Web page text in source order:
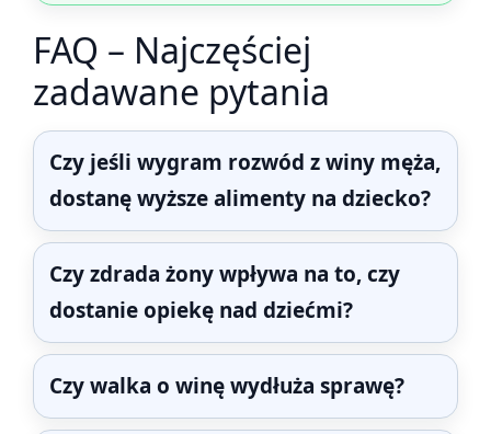
FAQ – Najczęściej
zadawane pytania
Czy jeśli wygram rozwód z winy męża,
dostanę wyższe alimenty na dziecko?
Czy zdrada żony wpływa na to, czy
dostanie opiekę nad dziećmi?
Czy walka o winę wydłuża sprawę?